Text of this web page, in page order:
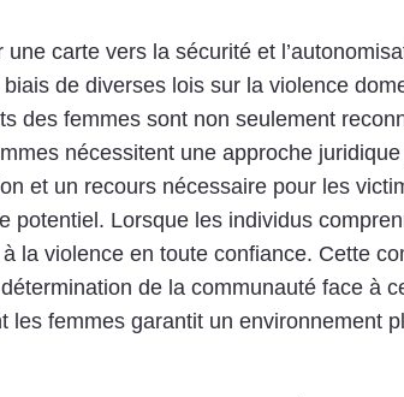
carte vers la sécurité et
de diverses lois sur la violence
des femmes sont non seulement
nécessitent une approche
et un recours nécessaire pour les
potentiel. Lorsque les individus
la violence en toute confiance. Cette
de la communauté face à
femmes garantit un environnement